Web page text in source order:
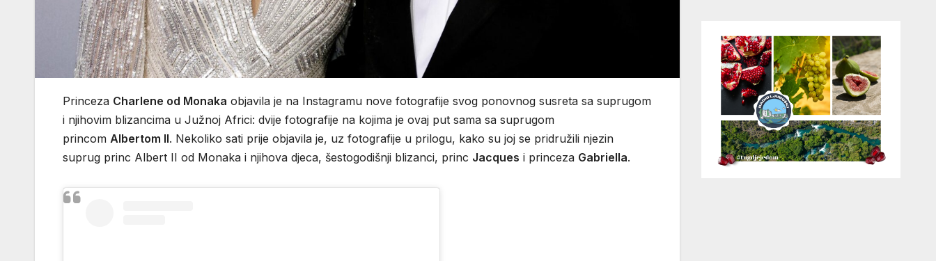
Princeza Charlene od Monaka objavila je na Instagramu nove fotografije svog ponovnog susreta sa suprugom
i njihovim blizancima u Južnoj Africi: dvije fotografije na kojima je ovaj put sama sa suprugom
princom Albertom II. Nekoliko sati prije objavila je, uz fotografije u prilogu, kako su joj se pridružili njezin
suprug princ Albert II od Monaka i njihova djeca, šestogodišnji blizanci, princ Jacques i princeza Gabriella.